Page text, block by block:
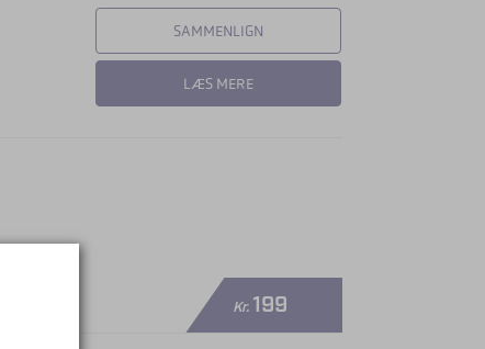
SAMMENLIGN
LÆS MERE
Kr. 199